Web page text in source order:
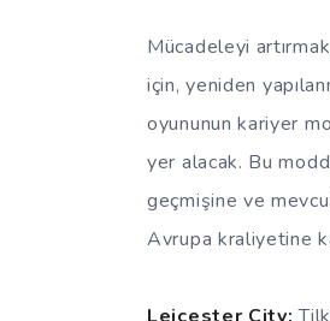
Mücadeleyi
için, yeniden
oyununun kariyer
yer alacak. Bu
geçmişine ve
Avrupa kraliyetine